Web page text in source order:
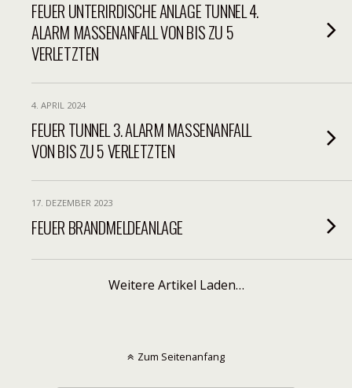
FEUER UNTERIRDISCHE ANLAGE TUNNEL 4.
ALARM MASSENANFALL VON BIS ZU 5
VERLETZTEN
4. APRIL 2024
FEUER TUNNEL 3. ALARM MASSENANFALL
VON BIS ZU 5 VERLETZTEN
17. DEZEMBER 2023
FEUER BRANDMELDEANLAGE
Weitere Artikel Laden…
Zum Seitenanfang